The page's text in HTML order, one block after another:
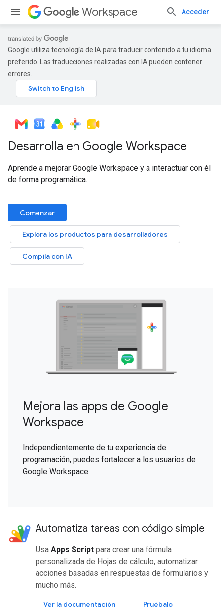
Workspace Acceder
Google utiliza tecnología de IA para traducir contenido a tu idioma
preferido. Las traducciones realizadas con IA pueden contener
errores.
Desarrolla en Google Workspace
Aprende a mejorar Google Workspace y a interactuar con él
de forma programática.
Comenzar
Explora los productos para desarrolladores
Compila con IA
Mejora las apps de Google
Workspace
Independientemente de tu experiencia de
programación, puedes fortalecer a los usuarios de
Google Workspace.
Automatiza tareas con código simple
Usa Apps Script para crear una fórmula
personalizada de Hojas de cálculo, automatizar
acciones basadas en respuestas de formularios y
mucho más.
Ver la documentación Pruébalo